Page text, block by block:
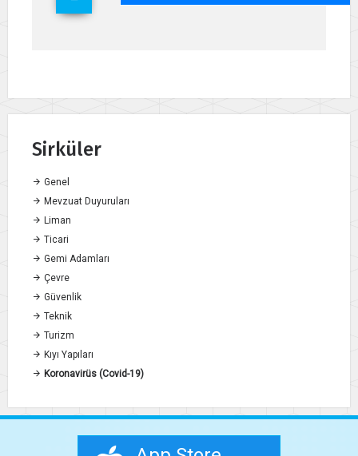
Sirküler
Genel
Mevzuat Duyuruları
Liman
Ticari
Gemi Adamları
Çevre
Güvenlik
Teknik
Turizm
Kıyı Yapıları
Koronavirüs (Covid-19)